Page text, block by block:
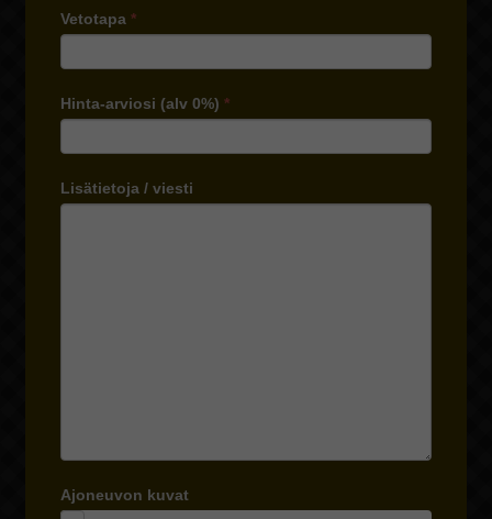
Vetotapa *
Hinta-arviosi (alv 0%) *
Lisätietoja / viesti
Ajoneuvon kuvat